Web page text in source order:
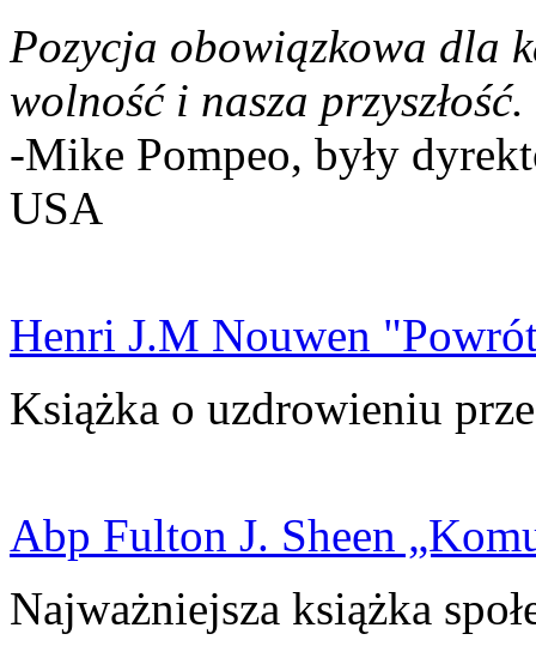
Pozycja obowiązkowa dla
wolność i nasza przyszłość.
-Mike Pompeo, były
USA
Henri J.M Nouwen
Książka o uzdrowieniu
Abp Fulton J. Sheen
Najważniejsza książka